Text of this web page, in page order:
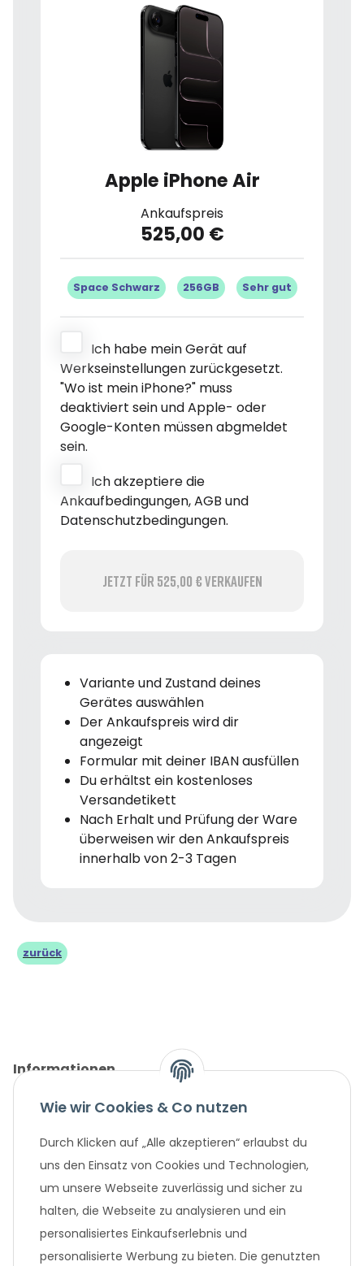
Apple iPhone Air
Ankaufspreis
525,00 €
Space Schwarz 256GB Sehr gut
Ich habe mein Gerät auf
Werkseinstellungen zurückgesetzt.
"Wo ist mein iPhone?" muss
deaktiviert sein und Apple- oder
Google-Konten müssen abgmeldet
sein.
Ich akzeptiere die
Ankaufbedingungen, AGB und
Datenschutzbedingungen.
Jetzt für 525,00 € verkaufen
Variante und Zustand deines
Gerätes auswählen
Der Ankaufspreis wird dir
angezeigt
Formular mit deiner IBAN ausfüllen
Du erhältst ein kostenloses
Versandetikett
Nach Erhalt und Prüfung der Ware
überweisen wir den Ankaufspreis
innerhalb von 2-3 Tagen
zurück
Informationen
Gesetzliche Informationen
Unternehmen
Beliebte Angebote
Wie wir Cookies & Co nutzen
Durch Klicken auf „Alle akzeptieren“ erlaubst du
uns den Einsatz von Cookies und Technologien,
um unsere Webseite zuverlässig und sicher zu
halten, die Webseite zu analysieren und ein
personalisiertes Einkaufserlebnis und
personalisierte Werbung zu bieten. Die genutzten